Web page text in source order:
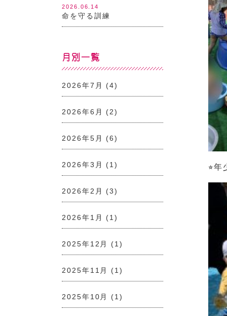
2026.06.14
命を守る訓練
月別一覧
2026年7月 (4)
2026年6月 (2)
2026年5月 (6)
2026年3月 (1)
2026年2月 (3)
2026年1月 (1)
2025年12月 (1)
2025年11月 (1)
2025年10月 (1)
⭐︎年